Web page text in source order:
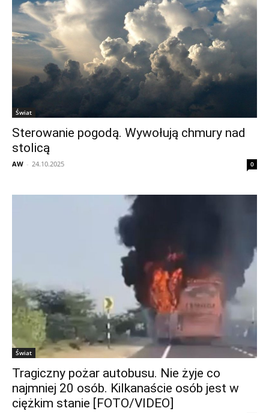
Świat
Sterowanie pogodą. Wywołują chmury nad
stolicą
AW - 24.10.2025 0
Świat
Tragiczny pożar autobusu. Nie żyje co
najmniej 20 osób. Kilkanaście osób jest w
ciężkim stanie [FOTO/VIDEO]